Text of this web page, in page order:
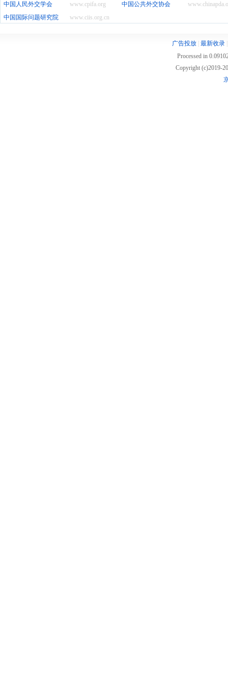
www.cpifa.org
中国人民外交学会
中国公共外交协会
www.ciis.org.cn
中国国际问题研究院
广告投放 最新收录
Processed in
Copyright (c)2019-